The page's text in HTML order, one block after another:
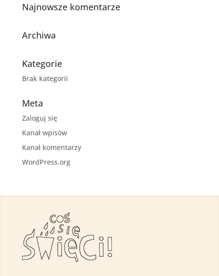
Najnowsze komentarze
Archiwa
Kategorie
Brak kategorii
Meta
Zaloguj się
Kanał wpisów
Kanał komentarzy
WordPress.org